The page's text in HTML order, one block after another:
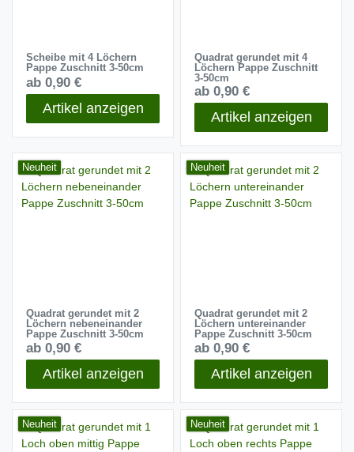
Scheibe mit 4 Löchern
Pappe Zuschnitt 3-50cm
ab 0,90 €
Artikel anzeigen
Quadrat gerundet mit 4
Löchern Pappe Zuschnitt
3-50cm
ab 0,90 €
Artikel anzeigen
Neuheit
Quadrat gerundet mit 2
Löchern nebeneinander
Pappe Zuschnitt 3-50cm
ab 0,90 €
Artikel anzeigen
Neuheit
Quadrat gerundet mit 2
Löchern untereinander
Pappe Zuschnitt 3-50cm
ab 0,90 €
Artikel anzeigen
Neuheit Neuheit